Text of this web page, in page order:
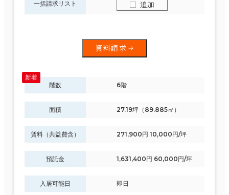
一括請求リスト 追加
資料請求
階数 6階
面積 27.19坪（89.885㎡）
賃料（共益費含） 271,900円 10,000円/坪
預託金 1,631,400円 60,000円/坪
入居可能日 即日